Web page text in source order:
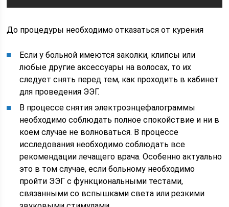
До процедуры необходимо отказаться от курения
Если у больной имеются заколки, клипсы или
любые другие аксессуары на волосах, то их
следует снять перед тем, как проходить в кабинет
для проведения ЭЭГ.
В процессе снятия электроэнцефалограммы
необходимо соблюдать полное спокойствие и ни в
коем случае не волноваться. В процессе
исследования необходимо соблюдать все
рекомендации лечащего врача. Особенно актуально
это в том случае, если больному необходимо
пройти ЭЭГ с функциональными тестами,
связанными со вспышками света или резкими